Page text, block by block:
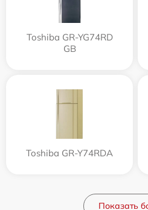
Toshiba GR-YG74RD
GB
Toshiba GR-Y74RDA
Показать